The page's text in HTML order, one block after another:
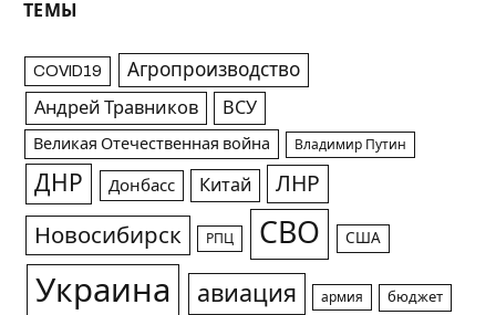
ТЕМЫ
COVID19 Агропроизводство
Андрей Травников ВСУ
Великая Отечественная война Владимир Путин
ДНР Донбасс Китай ЛНР
Новосибирск РПЦ СВО США
Украина авиация армия бюджет